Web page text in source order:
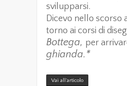
svilupparsi.
Dicevo nello scorso
torno ai corsi di
Bottega, per
ghianda.*
Vai all’articolo